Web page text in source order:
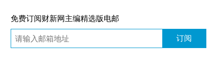
免费订阅财新网主编精选版电邮
订阅